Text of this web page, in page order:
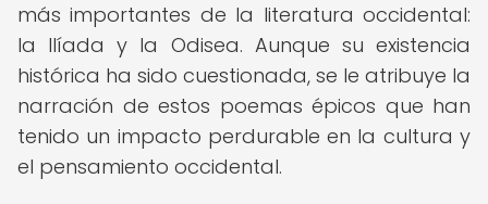
más importantes de la literatura occidental:
la Ilíada y la Odisea. Aunque su existencia
histórica ha sido cuestionada, se le atribuye la
narración de estos poemas épicos que han
tenido un impacto perdurable en la cultura y
el pensamiento occidental.